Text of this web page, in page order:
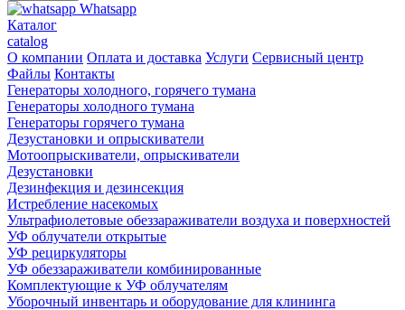
Whatsapp
Каталог
catalog
О компании Оплата и доставка Услуги Сервисный центр
Файлы Контакты
Генераторы холодного, горячего тумана
Генераторы холодного тумана
Генераторы горячего тумана
Дезустановки и опрыскиватели
Мотоопрыскиватели, опрыскиватели
Дезустановки
Дезинфекция и дезинсекция
Истребление насекомых
Ультрафиолетовые обеззараживатели воздуха и поверхностей
УФ облучатели открытые
УФ рециркуляторы
УФ обеззараживатели комбинированные
Комплектующие к УФ облучателям
Уборочный инвентарь и оборудование для клининга